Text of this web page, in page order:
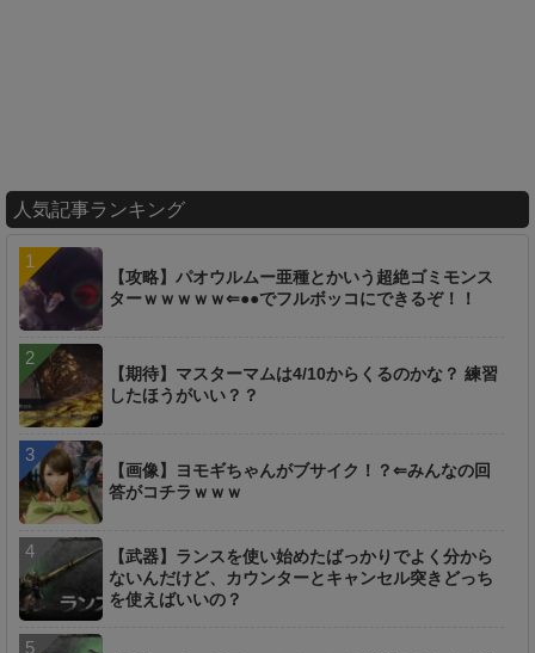
人気記事ランキング
【攻略】パオウルムー亜種とかいう超絶ゴミモンス
ターｗｗｗｗｗ⇐●●でフルボッコにできるぞ！！
【期待】マスターマムは4/10からくるのかな？ 練習
したほうがいい？？
【画像】ヨモギちゃんがブサイク！？⇐みんなの回
答がコチラｗｗｗ
【武器】ランスを使い始めたばっかりでよく分から
ないんだけど、カウンターとキャンセル突きどっち
を使えばいいの？